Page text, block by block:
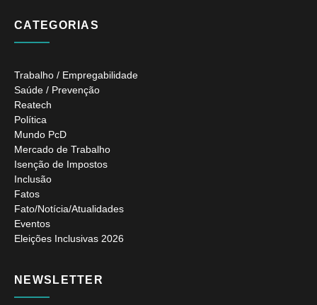
CATEGORIAS
Trabalho / Empregabilidade
Saúde / Prevenção
Reatech
Política
Mundo PcD
Mercado de Trabalho
Isenção de Impostos
Inclusão
Fatos
Fato/Notícia/Atualidades
Eventos
Eleições Inclusivas 2026
NEWSLETTER